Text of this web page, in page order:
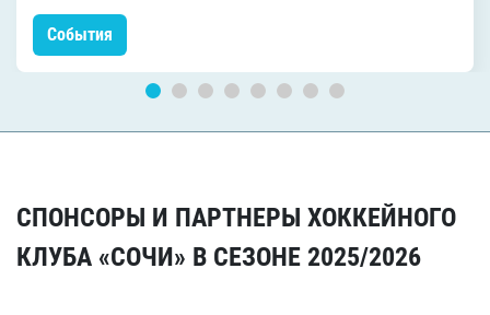
События
СПОНСОРЫ И ПАРТНЕРЫ ХОККЕЙНОГО
КЛУБА «СОЧИ» В СЕЗОНЕ 2025/2026